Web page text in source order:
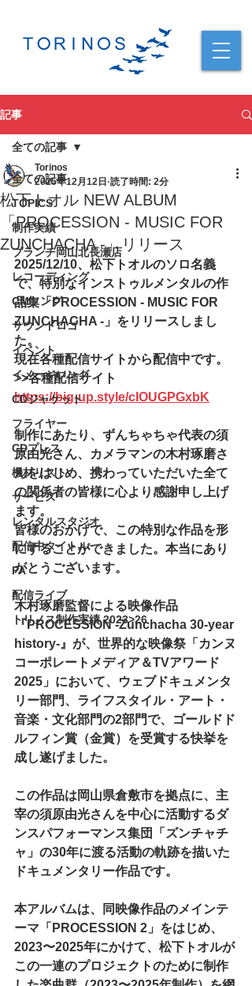
記事
全ての記事
TOPICS
制作実績
ブランチ岡山北長瀬店
レコーディング
CMソング
サウンドロゴ
イベント
イメージソング
CDジャケット
フライヤー
CDプレス
機材リスト
サービス
レンタルスタジオ
配信中タイトル
PA
配信ライブ
トリノス制作実績 2023>26
全ての記事
松下トオル NEW ALBUM
「PROCESSION - MUSIC FOR
ZUNCHACHA -」リリース
Torinos
2025年12月12日 読了時間: 2分
2025/12/10、松下トオルのソロ名義
で、特別なインストゥルメンタルの作
品集「PROCESSION - MUSIC FOR
ZUNCHACHA -」をリリースしまし
た。
現在各種配信サイトから配信中です。
>>各種配信サイト
https://big-up.style/cIOUGPGxbK
制作にあたり、ずんちゃちゃ代表の須
原由光さん、カメラマンの木村琢磨さ
んをはじめ、携わっていただいた全て
の関係者の皆様に心より感謝申し上げ
ます。
皆様のおかげで、この特別な作品を形
にすることができました。本当にあり
がとうございます。
木村琢磨監督による映像作品
『PROCESSION -Zunchacha 30-year
history-』が、世界的な映像祭「カンヌ
コーポレートメディア＆TVアワード
2025」において、ウェブドキュメンタ
リー部門、ライフスタイル・アート・
音楽・文化部門の2部門で、ゴールドド
ルフィン賞（金賞）を受賞する快挙を
成し遂げました。
この作品は岡山県倉敷市を拠点に、主
宰の須原由光さんを中心に活動するダ
ンスパフォーマンス集団「ズンチャチ
ャ」の30年に渡る活動の軌跡を描いた
ドキュメンタリー作品です。
本アルバムは、同映像作品のメインテ
ーマ「PROCESSION 2」をはじめ、
2023〜2025年にかけて、松下トオルが
この一連のプロジェクトのために制作